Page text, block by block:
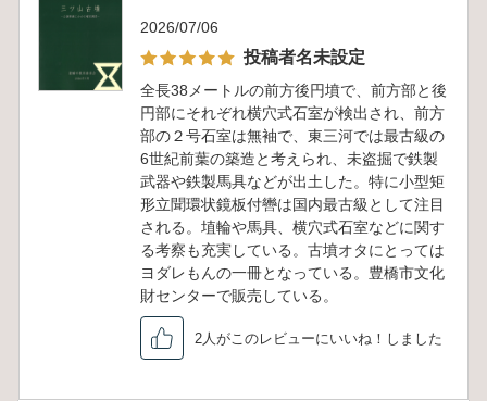
2026/07/06
投稿者名未設定
全長38メートルの前方後円墳で、前方部と後
円部にそれぞれ横穴式石室が検出され、前方
部の２号石室は無袖で、東三河では最古級の
6世紀前葉の築造と考えられ、未盗掘で鉄製
武器や鉄製馬具などが出土した。特に小型矩
形立聞環状鏡板付轡は国内最古級として注目
される。埴輪や馬具、横穴式石室などに関す
る考察も充実している。古墳オタにとっては
ヨダレもんの一冊となっている。豊橋市文化
財センターで販売している。
2人がこのレビューにいいね！しました